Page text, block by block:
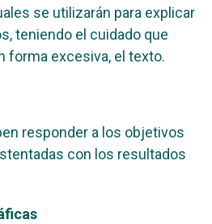
se utilizarán para explicar
teniendo el cuidado que
forma excesiva, el texto.
responder a los objetivos
con los resultados